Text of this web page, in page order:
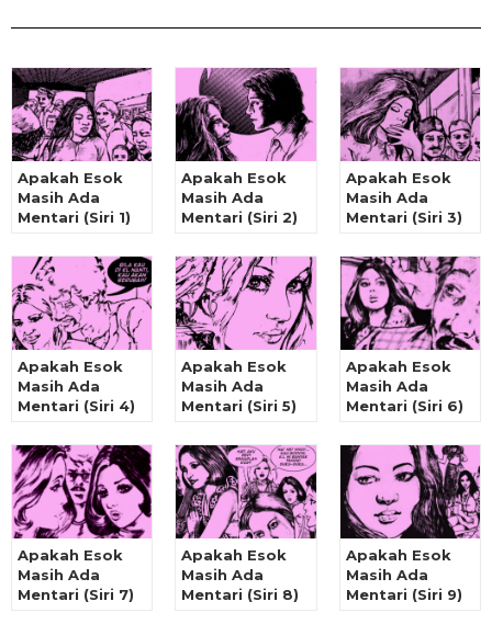
Apakah Esok
Masih Ada
Mentari (Siri 1)
Apakah Esok
Masih Ada
Mentari (Siri 2)
Apakah Esok
Masih Ada
Mentari (Siri 3)
Apakah Esok
Masih Ada
Mentari (Siri 4)
Apakah Esok
Masih Ada
Mentari (Siri 5)
Apakah Esok
Masih Ada
Mentari (Siri 6)
Apakah Esok
Masih Ada
Mentari (Siri 7)
Apakah Esok
Masih Ada
Mentari (Siri 8)
Apakah Esok
Masih Ada
Mentari (Siri 9)